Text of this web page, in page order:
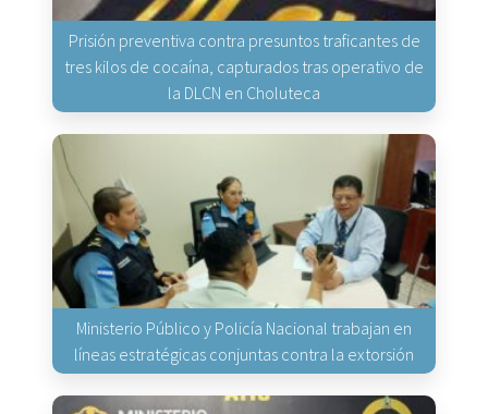
Prisión preventiva contra presuntos traficantes de
tres kilos de cocaína, capturados tras operativo de
la DLCN en Choluteca
Ministerio Público y Policía Nacional trabajan en
líneas estratégicas conjuntas contra la extorsión